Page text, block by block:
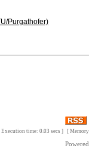
Purgathofer)
Execution time: 0.03 secs ] [